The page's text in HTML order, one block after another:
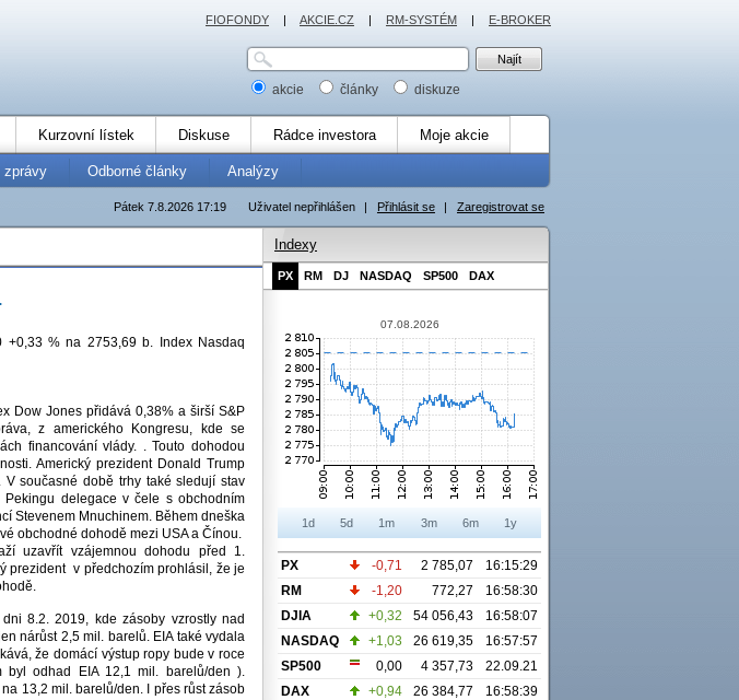
akcie články diskuze
Kurzovní lístek Diskuse Rádce investora Moje akcie
zprávy Odborné články Analýzy
Uživatel nepřihlášen | Přihlásit se | Zaregistrovat se
Pátek 7.8.2026 17:19
% na 2753,69 b. Index Nasdaq
Dow Jones přidává 0,38% a širší S&P
z amerického Kongresu, kde se
financování vlády. . Touto dohodou
Americký prezident Donald Trump
současné době trhy také sledují stav
delegace v čele s obchodním
Stevenem Mnuchinem. Během dneška
obchodné dohodě mezi USA a Čínou.
uzavřít vzájemnou dohodu před 1.
prezident v předchozím prohlásil, že je
8.2. 2019, kde zásoby vzrostly nad
nárůst 2,5 mil. barelů. EIA také vydala
že domácí výstup ropy bude v roce
odhad EIA 12,1 mil. barelů/den ).
13,2 mil. barelů/den. I přes růst zásob
Indexy
PX RM DJ NASDAQ SP500 DAX
07.08.2026
1d 5d 1m 3m 6m 1y
PX -0,71 2 785,07
16:15:29
RM
-1,20 772,27
16:58:30
DJIA
+0,32 54 056,43
16:58:07
NASDAQ
+1,03 26 619,35
16:57:57
SP500
0,00 4 357,73
22.09.21
DAX
+0,94 26 384,77 16:58:39
FIOFONDY | AKCIE.CZ | RM-SYSTÉM | E-BROKER